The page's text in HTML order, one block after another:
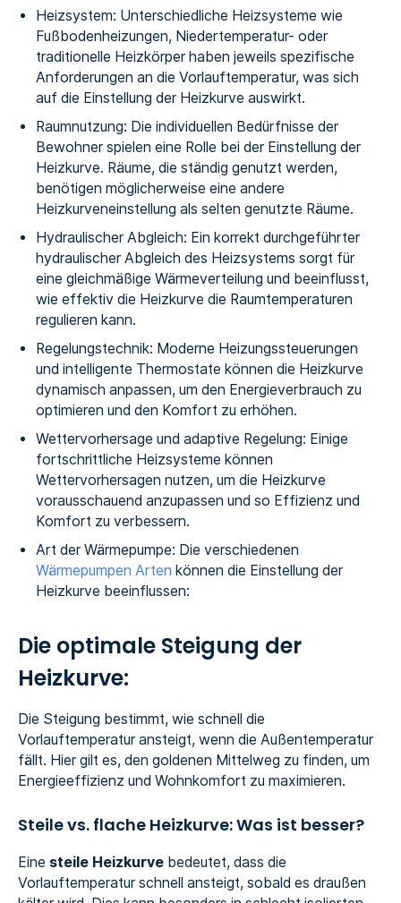
Heizsystem: Unterschiedliche Heizsysteme wie
Fußbodenheizungen, Niedertemperatur- oder
traditionelle Heizkörper haben jeweils spezifische
Anforderungen an die Vorlauftemperatur, was sich
auf die Einstellung der Heizkurve auswirkt.
Raumnutzung: Die individuellen Bedürfnisse der
Bewohner spielen eine Rolle bei der Einstellung der
Heizkurve. Räume, die ständig genutzt werden,
benötigen möglicherweise eine andere
Heizkurveneinstellung als selten genutzte Räume.
Hydraulischer Abgleich: Ein korrekt durchgeführter
hydraulischer Abgleich des Heizsystems sorgt für
eine gleichmäßige Wärmeverteilung und beeinflusst,
wie effektiv die Heizkurve die Raumtemperaturen
regulieren kann.
Regelungstechnik: Moderne Heizungssteuerungen
und intelligente Thermostate können die Heizkurve
dynamisch anpassen, um den Energieverbrauch zu
optimieren und den Komfort zu erhöhen.
Wettervorhersage und adaptive Regelung: Einige
fortschrittliche Heizsysteme können
Wettervorhersagen nutzen, um die Heizkurve
vorausschauend anzupassen und so Effizienz und
Komfort zu verbessern.
Art der Wärmepumpe: Die verschiedenen
Wärmepumpen Arten können die Einstellung der
Heizkurve beeinflussen:
Die optimale Steigung der
Heizkurve:
Die Steigung bestimmt, wie schnell die
Vorlauftemperatur ansteigt, wenn die Außentemperatur
fällt. Hier gilt es, den goldenen Mittelweg zu finden, um
Energieeffizienz und Wohnkomfort zu maximieren.
Steile vs. flache Heizkurve: Was ist besser?
Eine steile Heizkurvebedeutet, dass die
Vorlauftemperatur schnell ansteigt, sobald es draußen